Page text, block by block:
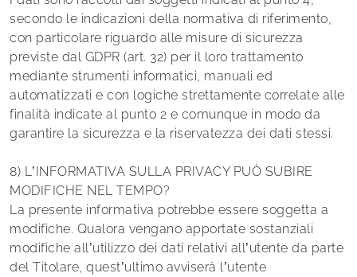
secondo le indicazioni della normativa di riferimento,
con particolare riguardo alle misure di sicurezza
previste dal GDPR (art. 32) per il loro trattamento
mediante strumenti informatici, manuali ed
automatizzati e con logiche strettamente correlate alle
finalità indicate al punto 2 e comunque in modo da
garantire la sicurezza e la riservatezza dei dati stessi.
8) L’INFORMATIVA SULLA PRIVACY PUÒ SUBIRE
MODIFICHE NEL TEMPO?
La presente informativa potrebbe essere soggetta a
modifiche. Qualora vengano apportate sostanziali
modifiche all’utilizzo dei dati relativi all’utente da parte
del Titolare, quest’ultimo avviserà l’utente